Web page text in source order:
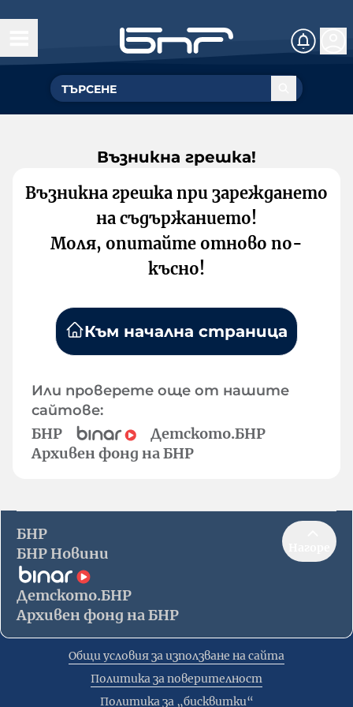
Възникна грешка!
Възникна грешка при зареждането
на съдържанието!
Моля, опитайте отново по-
късно!
Към начална страница
Или проверете още от нашите
сайтове:
БНР
Детското.БНР
Архивен фонд на БНР
БНР
БНР Новини
Детското.БНР
Архивен фонд на БНР
Общи условия за използване на сайта
Политика за поверителност
Политика за „бисквитки“